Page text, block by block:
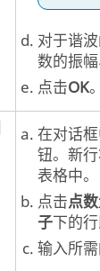
对于谐
数的振幅
点击OK。
在对话
钮。新
表格中。
点击点
子下的
输入所需